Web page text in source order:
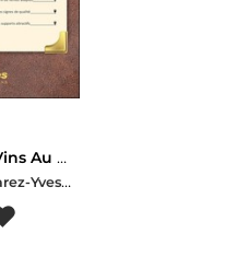
Valoriser Les Vins Au Restaurant
Dominique Alvarez-Yves Cinotti